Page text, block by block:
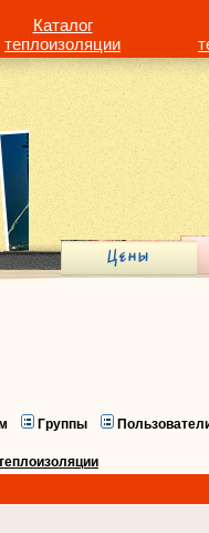
Каталог
теплоизоляции
Группы